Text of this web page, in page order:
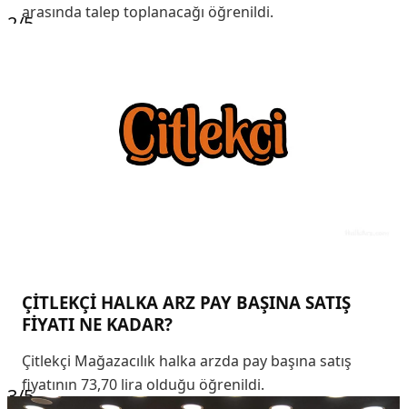
arasında talep toplanacağı öğrenildi.
2/5
ÇİTLEKÇİ HALKA ARZ PAY BAŞINA SATIŞ
FİYATI NE KADAR?
Çitlekçi Mağazacılık halka arzda pay başına satış
fiyatının 73,70 lira olduğu öğrenildi.
3/5